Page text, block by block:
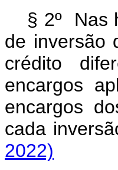
§ 2º Nas
de inversão
crédito
encargos
encargos
cada
2022)